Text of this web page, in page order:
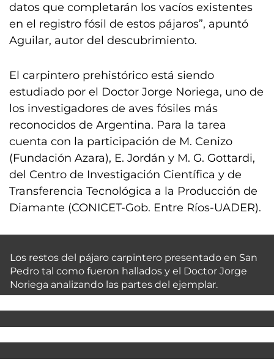
datos que completarán los vacíos existentes
en el registro fósil de estos pájaros”, apuntó
Aguilar, autor del descubrimiento.
El carpintero prehistórico está siendo
estudiado por el Doctor Jorge Noriega, uno de
los investigadores de aves fósiles más
reconocidos de Argentina. Para la tarea
cuenta con la participación de M. Cenizo
(Fundación Azara), E. Jordán y M. G. Gottardi,
del Centro de Investigación Científica y de
Transferencia Tecnológica a la Producción de
Diamante (CONICET-Gob. Entre Ríos-UADER).
Los restos del pájaro carpintero presentado en San
Pedro tal como fueron hallados y el Doctor Jorge
Noriega analizando las partes del ejemplar.